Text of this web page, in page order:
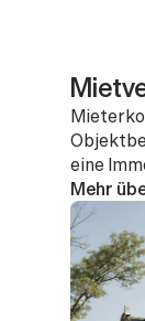
eine
Mehr